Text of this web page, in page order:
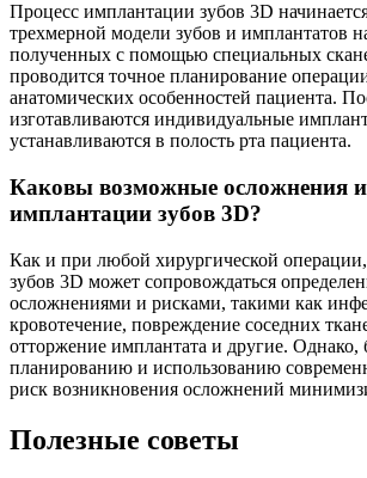
Процесс имплантации зубов 3D
трехмерной модели зубов и имплантатов
полученных с помощью специальных
проводится точное планирование
анатомических особенностей пациента.
изготавливаются индивидуальные
устанавливаются в полость рта пациента.
Каковы возможные осложнения
имплантации зубов 3D?
Как и при любой хирургической
зубов 3D может сопровождаться
осложнениями и рисками, такими как
кровотечение, повреждение соседних
отторжение имплантата и другие. Однако,
планированию и использованию
риск возникновения осложнений
Полезные советы